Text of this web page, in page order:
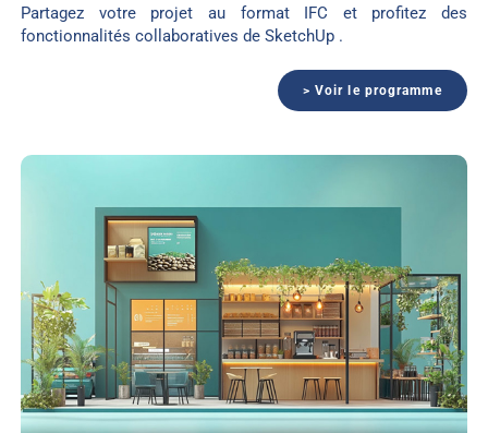
Partagez votre projet au format IFC et profitez des
fonctionnalités collaboratives de SketchUp .
> Voir le programme